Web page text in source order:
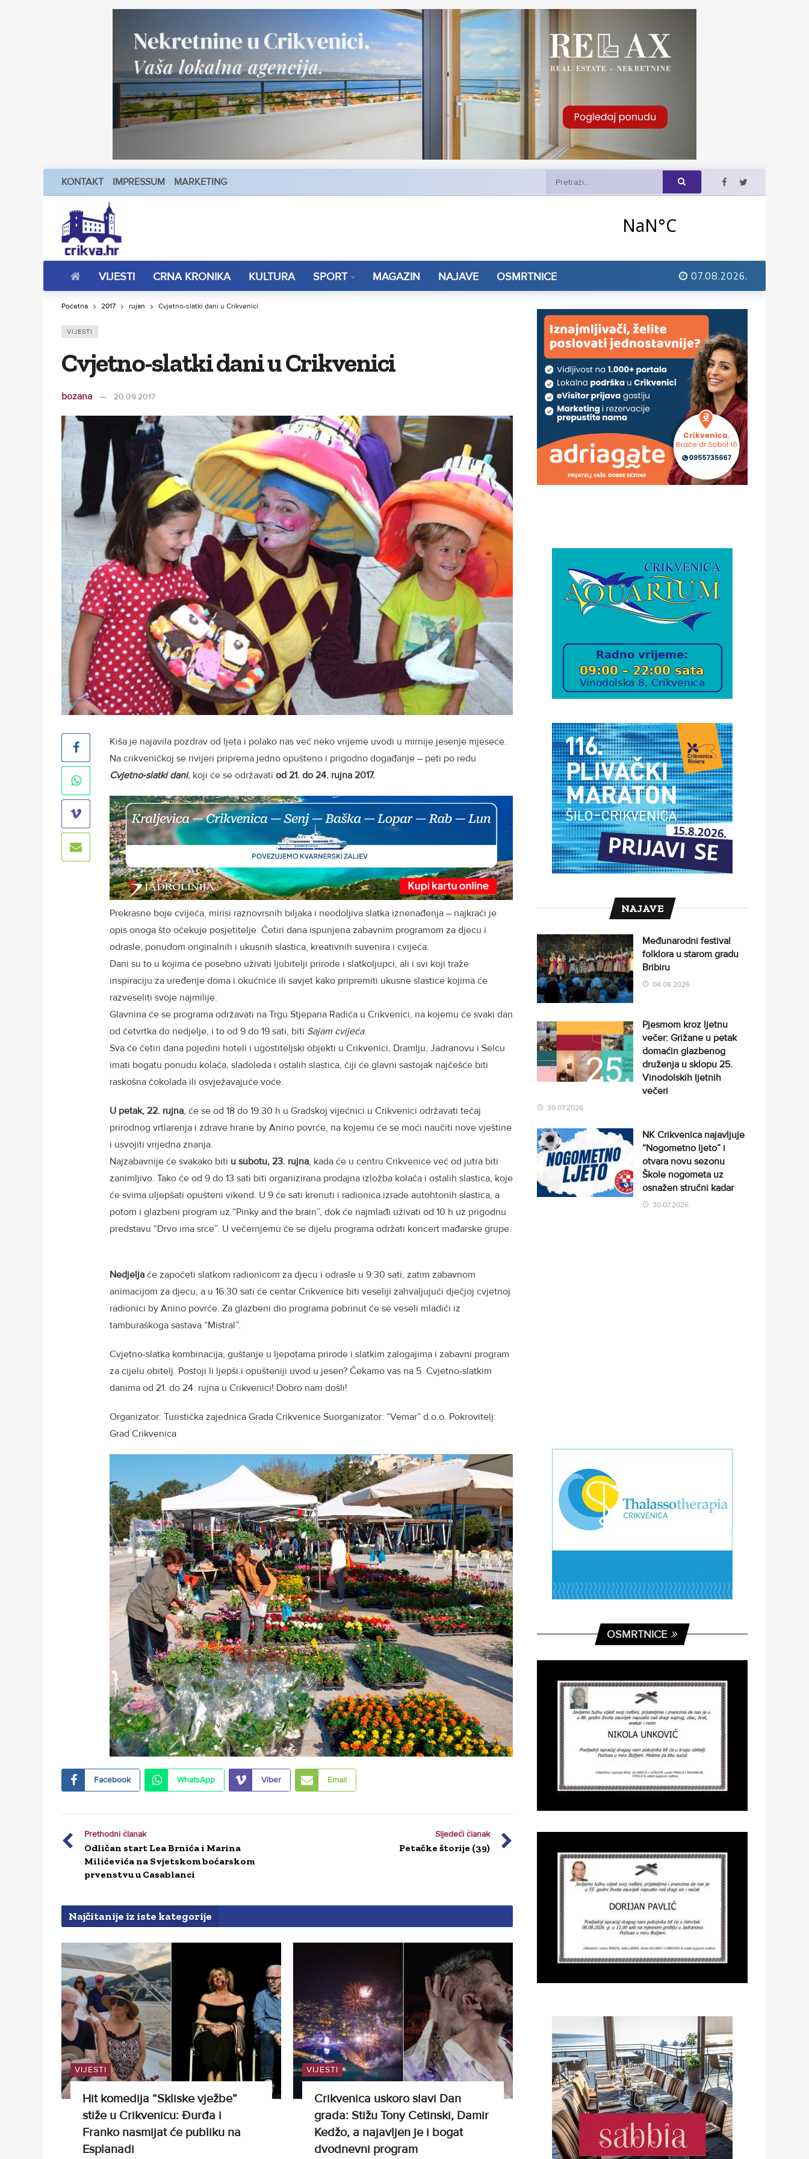
KONTAKT IMPRESSUM MARKETING
VIJESTI CRNA KRONIKA KULTURA SPORT MAGAZIN NAJAVE OSMRTNICE 07.08.2026.
Početna 2017 rujan Cvjetno-slatki dani u Crikvenici
VIJESTI
Cvjetno-slatki dani u Crikvenici
bozana 20.09.2017
Kiša je najavila pozdrav od ljeta i polako nas već neko vrijeme uvodi u mirnije jesenje mjesece.
Na crikveničkoj se rivijeri priprema jedno opušteno i prigodno događanje – peti po redu
Cvjetno-slatki dani, koji će se održavati od 21. do 24. rujna 2017.
Prekrasne boje cvijeća, mirisi raznovrsnih biljaka i neodoljiva slatka iznenađenja – najkraći je
opis onoga što očekuje posjetitelje. Četiri dana ispunjena zabavnim programom za djecu i
odrasle, ponudom originalnih i ukusnih slastica, kreativnih suvenira i cvijeća.
Dani su to u kojima će posebno uživati ljubitelji prirode i slatkoljupci, ali i svi koji traže
inspiraciju za uređenje doma i okućnice ili savjet kako pripremiti ukusne slastice kojima će
razveseliti svoje najmilije.
Glavnina će se programa održavati na Trgu Stjepana Radića u Crikvenici, na kojemu će svaki dan
od četvrtka do nedjelje, i to od 9 do 19 sati, biti Sajam cvijeća.
Sva će četiri dana pojedini hoteli i ugostiteljski objekti u Crikvenici, Dramlju, Jadranovu i Selcu
imati bogatu ponudu kolača, sladoleda i ostalih slastica, čiji će glavni sastojak najčešće biti
raskošna čokolada ili osvježavajuće voće.
U petak, 22. rujna, će se od 18 do 19:30 h u Gradskoj vijećnici u Crikvenici održavati tečaj
prirodnog vrtlarenja i zdrave hrane by Anino povrće, na kojemu će se moći naučiti nove vještine
i usvojiti vrijedna znanja.
Najzabavnije će svakako biti u subotu, 23. rujna, kada će u centru Crikvenice već od jutra biti
zanimljivo. Tako će od 9 do 13 sati biti organizirana prodajna izložba kolača i ostalih slastica, koje
će svima uljepšati opušteni vikend. U 9 će sati krenuti i radionica izrade autohtonih slastica, a
potom i glazbeni program uz “Pinky and the brain”, dok će najmlađi uživati od 10 h uz prigodnu
predstavu “Drvo ima srce”. U večernjemu će se dijelu programa održati koncert mađarske grupe.
Nedjelja će započeti slatkom radionicom za djecu i odrasle u 9:30 sati, zatim zabavnom
animacijom za djecu, a u 16:30 sati će centar Crikvenice biti veseliji zahvaljujući dječjoj cvjetnoj
radionici by Anino povrće. Za glazbeni dio programa pobrinut će se veseli mladići iz
tamburaškoga sastava “Mistral”.
Cvjetno-slatka kombinacija, guštanje u ljepotama prirode i slatkim zalogajima i zabavni program
za cijelu obitelj. Postoji li ljepši i opušteniji uvod u jesen? Čekamo vas na 5. Cvjetno-slatkim
danima od 21. do 24. rujna u Crikvenici! Dobro nam došli!
Organizator: Turistička zajednica Grada Crikvenice Suorganizator: “Vemar” d.o.o. Pokrovitelj:
Grad Crikvenica
Facebook WhatsApp Viber Email
Prethodni članak
Odličan start Lea Brnića i Marina
Milićevića na Svjetskom boćarskom
prvenstvu u Casablanci
Sljedeći članak
Petačke štorije (39)
Najčitanije iz iste kategorije
VIJESTI
Hit komedija “Skliske vježbe”
stiže u Crikvenicu: Đurđa i
Franko nasmijat će publiku na
Esplanadi
VIJESTI
Crikvenica uskoro slavi Dan
grada: Stižu Tony Cetinski, Damir
Kedžo, a najavljen je i bogat
dvodnevni program
NAJAVE
Međunarodni festival
folklora u starom gradu
Bribiru
04.08.2026
Pjesmom kroz ljetnu
večer: Grižane u petak
domaćin glazbenog
druženja u sklopu 25.
Vinodolskih ljetnih
večeri
30.07.2026
NK Crikvenica najavljuje
“Nogometno ljeto” i
otvara novu sezonu
Škole nogometa uz
osnažen stručni kadar
30.07.2026
OSMRTNICE